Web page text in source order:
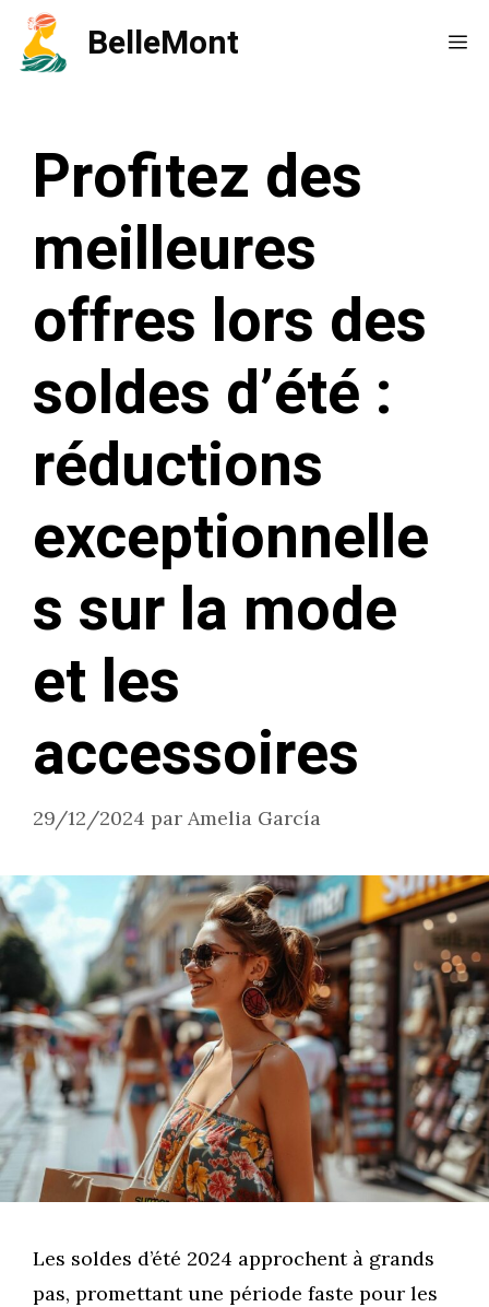
Aller
BelleMont
Profitez des
meilleures
offres lors des
soldes d’été :
réductions
exceptionnelle
s sur la mode
et les
accessoires
29/12/2024 par Amelia García
Les soldes d’été 2024 approchent à grands
pas, promettant une période faste pour les